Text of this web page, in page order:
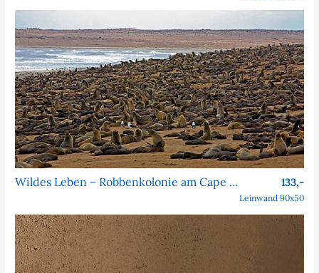
Wildes Leben – Robbenkolonie am Cape Cross 133,-
Leinwand 90x50